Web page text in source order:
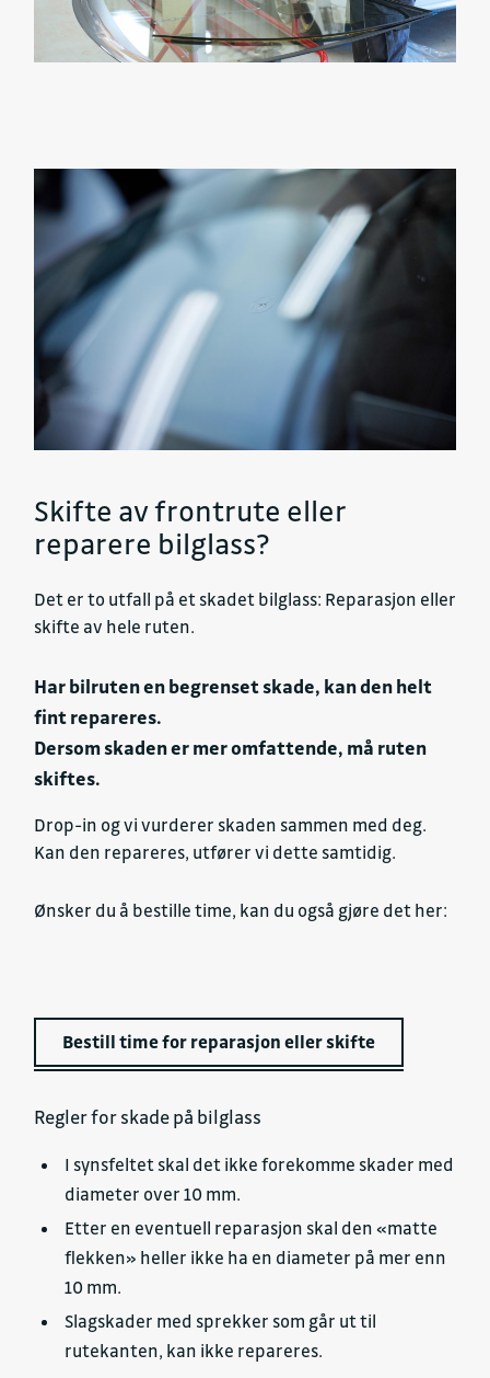
Skifte av frontrute eller
reparere bilglass?
Det er to utfall på et skadet bilglass: Reparasjon eller
skifte av hele ruten.
Har bilruten en begrenset skade, kan den helt
fint repareres.
Dersom skaden er mer omfattende, må ruten
skiftes.
Drop-in og vi vurderer skaden sammen med deg.
Kan den repareres, utfører vi dette samtidig.
Ønsker du å bestille time, kan du også gjøre det her:
Bestill time for reparasjon eller skifte
Regler for skade på bilglass
I synsfeltet skal det ikke forekomme skader med
diameter over 10 mm.
Etter en eventuell reparasjon skal den «matte
flekken» heller ikke ha en diameter på mer enn
10 mm.
Slagskader med sprekker som går ut til
rutekanten, kan ikke repareres.